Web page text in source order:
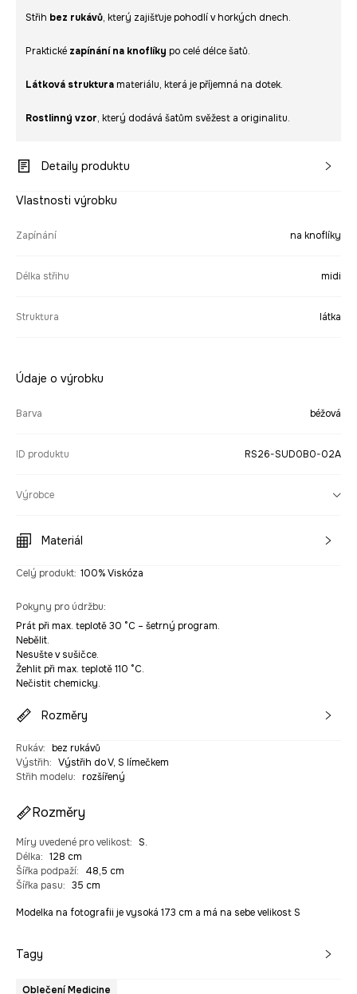
Střih bez rukávů, který zajišťuje pohodlí v horkých dnech.
Praktické zapínání na knoflíky po celé délce šatů.
Látková struktura materiálu, která je příjemná na dotek.
Rostlinný vzor, který dodává šatům svěžest a originalitu.
Detaily produktu
Vlastnosti výrobku
Zapínání na knoflíky
Délka střihu midi
Struktura látka
Údaje o výrobku
Barva béžová
ID produktu RS26-SUD0B0-02A
Výrobce
Materiál
Celý produkt: 100% Viskóza
Pokyny pro údržbu:
Prát při max. teplotě 30 °C – šetrný program.
Nebělit.
Nesušte v sušičce.
Žehlit při max. teplotě 110 °C.
Nečistit chemicky.
Rozměry
Rukáv: bez rukávů
Výstřih: Výstřih do V, S límečkem
Střih modelu: rozšířený
Rozměry
Míry uvedené pro velikost: S.
Délka: 128 cm
Šířka podpaží:
48,5 cm
Šířka pasu: 35 cm
Modelka na fotografii je vysoká 173 cm a má na sebe velikost S
Tagy
Oblečení Medicine